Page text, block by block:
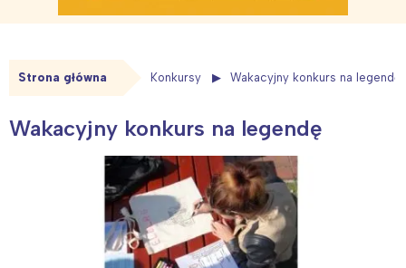
Strona główna Konkursy Wakacyjny konkurs na legendę
Wakacyjny konkurs na legendę